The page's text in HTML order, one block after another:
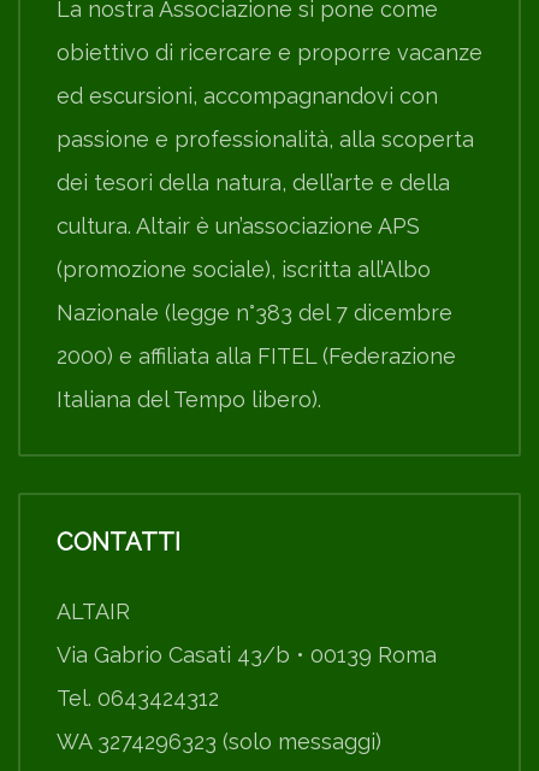
La nostra Associazione si pone come
obiettivo di ricercare e proporre vacanze
ed escursioni, accompagnandovi con
passione e professionalità, alla scoperta
dei tesori della natura, dell’arte e della
cultura. Altair è un’associazione APS
(promozione sociale), iscritta all’Albo
Nazionale (legge n°383 del 7 dicembre
2000) e affiliata alla FITEL (Federazione
Italiana del Tempo libero).
CONTATTI
ALTAIR
Via Gabrio Casati 43/b • 00139 Roma
Tel. 0643424312
WA 3274296323 (solo messaggi)